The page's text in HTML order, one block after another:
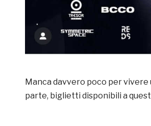
Manca davvero poco per
parte, biglietti disponibili a